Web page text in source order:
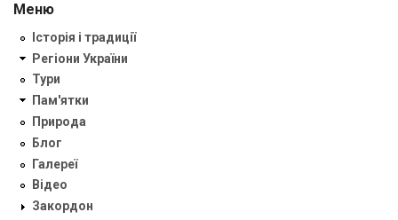
Меню
Історія і традиції
Регіони України
Тури
Пам'ятки
Природа
Блог
Галереї
Відео
Закордон